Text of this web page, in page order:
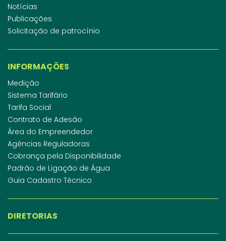
Notícias
Publicações
Solicitação de patrocínio
INFORMAÇÕES
Medição
Sistema Tarifário
Tarifa Social
Contrato de Adesão
Área do Empreendedor
Agências Reguladoras
Cobrança pela Disponibilidade
Padrão de Ligação de Água
Guia Cadastro Técnico
DIRETORIAS